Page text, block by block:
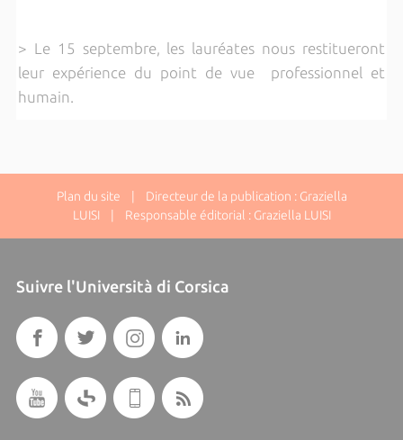
> Le 15 septembre, les lauréates nous restitueront
leur expérience du point de vue professionnel et
humain.
Plan du site | Directeur de la publication : Graziella
LUISI | Responsable éditorial : Graziella LUISI
Suivre l'Università di Corsica